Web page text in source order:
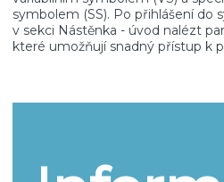
symbolem (SS). Po přihlášení do
v sekci Nástěnka - úvod nalézt
které umožňují snadný přístup k